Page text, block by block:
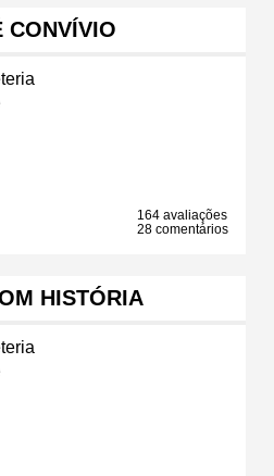
CONVÍVIO
164 avaliações
28 comentários
HISTÓRIA